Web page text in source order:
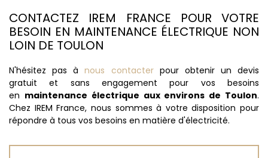
CONTACTEZ IREM FRANCE POUR VOTRE
BESOIN EN MAINTENANCE ÉLECTRIQUE NON
LOIN DE TOULON
N'hésitez pas ànous contacterpour obtenir un devis
gratuit et sans engagement pour vos besoins
en maintenance électrique aux environs de Toulon.
Chez IREM France, nous sommes à votre disposition pour
répondre à tous vos besoins en matière d'électricité.